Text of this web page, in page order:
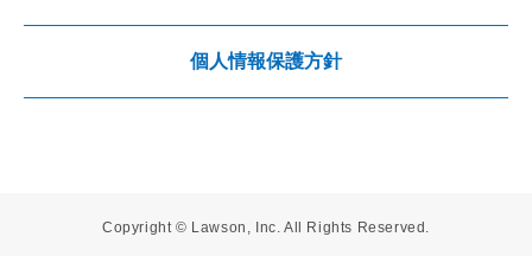
個人情報保護方針
Copyright © Lawson, Inc. All Rights Reserved.